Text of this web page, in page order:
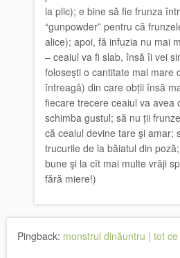
la plic); e bine să fie frunza
“gunpowder” pentru că
alice); apoi, fă infuzia nu mai
– ceaiul va fi slab, însă îi vei
foloseşti o cantitate mai mare
întreagă) din care obții însă
fiecare trecere ceaiul va avea
schimba gustul; să nu ții
că ceaiul devine tare şi amar;
trucurile de la băiatul din
bune şi la cît mai multe vrăji
fără miere!)
Pingback: monstrul dinăuntru | tot